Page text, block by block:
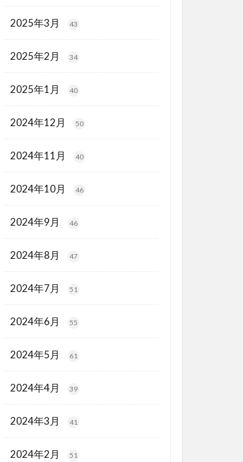
2025年3月 43
2025年2月 34
2025年1月 40
2024年12月 50
2024年11月 40
2024年10月 46
2024年9月 46
2024年8月 47
2024年7月 51
2024年6月 55
2024年5月 61
2024年4月 39
2024年3月 41
2024年2月 51